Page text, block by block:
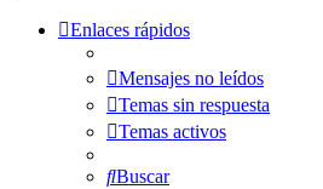
Enlaces rápidos
Mensajes no leídos
Temas sin respuesta
Temas activos
Buscar